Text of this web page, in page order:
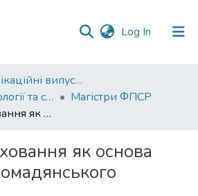
Log In (current)
01. Кваліфікаційні випускні роботи здобувачів вищої освіти
Факультет психології та соціальної роботи
Магістри ФПСР
Гендерне виховання як основа побудови громадянського суспільства
як основа